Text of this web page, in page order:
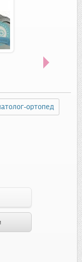
ортопед